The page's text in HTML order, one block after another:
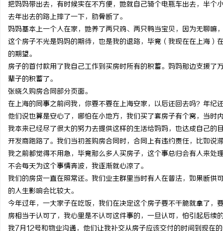
把妈妈带出去，有时候实在不方便，她就自己骑个电瓶车出去，半
去年出去的路上摔了一下，肋骨断了。
妈妈基本上一个人在家，她养了两只鸡、两只鸭当宝贝，因为无聊嘛
这个房子不光是妈妈的期待，也是我的退路，毕竟（我现在在上海
的期望。
房子的首付款用了我自己工作到买房时所有的积蓄。妈妈那边支援
辈子的积蓄了。
张晓久购房合同部分页面。
在上海的同事之前问我，你要不要在上海安家，以后还回去吗？年
他们说也算是安心了，哪怕在小地方，我们买了套房子有个窝，当时
我本来已经尽了很大的努力去提供这样的生活给妈妈，也达成自己的
开发商跑路了。我们当初签购房合同时，合同上有违约责任，比如说
我之前都觉得不用急，毕竟那么多人买房子，这个事总归会有人来
不会每天为这个事情奔波，我逐渐就心凉了。
我们的房贷一直在照常还。我们业主群里当时有人在普法，如果断
的人生影响会比较大。
今年过年，一大家子在吃饭，我们在决定这个房子要不干脆就拿了
房相当于认可了，我心里是不认可这件事的，一旦认可，怕引起后续
我7月12号和物业沟通，他们让我补交从房子应该交付的时间到现